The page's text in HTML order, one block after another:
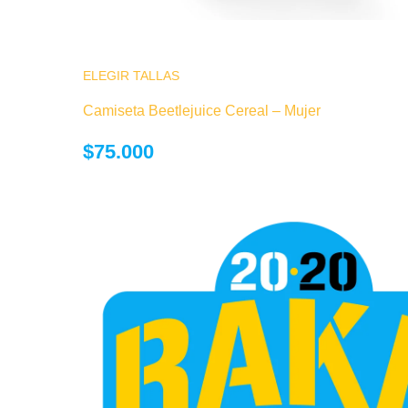
ELEGIR TALLAS
producto
Camiseta Beetlejuice Cereal – Mujer
$75.000